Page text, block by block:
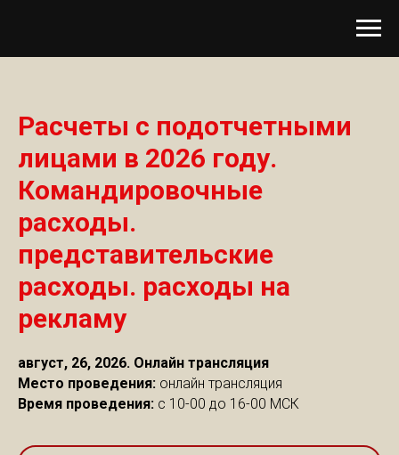
Расчеты с подотчетными
лицами в 2026 году.
Командировочные
расходы.
представительские
расходы. расходы на
рекламу
август, 26, 2026. Онлайн трансляция
Место проведения: онлайн трансляция
Время проведения: с 10-00 до 16-00 МСК